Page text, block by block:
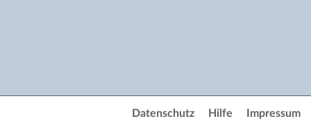
Datenschutz Hilfe Impressum